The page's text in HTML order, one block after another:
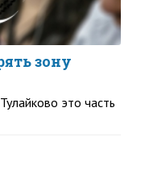
зону
это часть